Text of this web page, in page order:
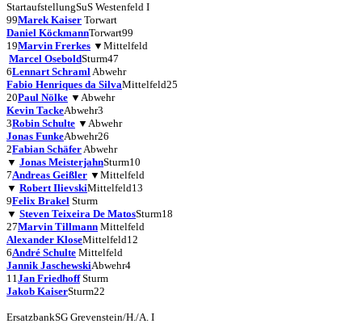
StartaufstellungSuS Westenfeld I
99Marek Kaiser Torwart
Daniel KöckmannTorwart99
19Marvin Frerkes ▼ Mittelfeld
Marcel OseboldSturm47
6Lennart SchramlAbwehr
Fabio Henriques da SilvaMittelfeld25
20Paul Nölke ▼ Abwehr
Kevin TackeAbwehr3
3Robin Schulte ▼ Abwehr
Jonas FunkeAbwehr26
2Fabian SchäferAbwehr
▼ Jonas MeisterjahnSturm10
7Andreas Geißler ▼ Mittelfeld
▼ Robert IlievskiMittelfeld13
9Felix Brakel Sturm
▼ Steven Teixeira De MatosSturm18
27Marvin Tillmann Mittelfeld
Alexander KloseMittelfeld12
6André Schulte Mittelfeld
Jannik JaschewskiAbwehr4
11Jan Friedhoff Sturm
Jakob KaiserSturm22
ErsatzbankSG Grevenstein/H./A. I